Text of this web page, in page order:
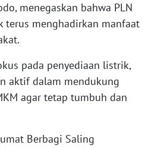
menegaskan bahwa PLN
terus menghadirkan manfaat
pada penyediaan listrik,
aktif dalam mendukung
agar tetap tumbuh dan
Berbagi Saling